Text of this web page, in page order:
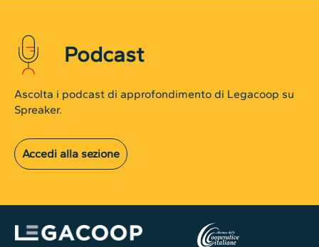
Podcast
Ascolta i podcast di approfondimento di Legacoop su
Spreaker.
Accedi alla sezione